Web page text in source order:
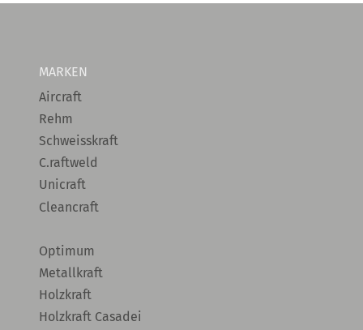
MARKEN
Aircraft
Rehm
Schweisskraft
C.raftweld
Unicraft
Cleancraft
Optimum
Metallkraft
Holzkraft
Holzkraft Casadei